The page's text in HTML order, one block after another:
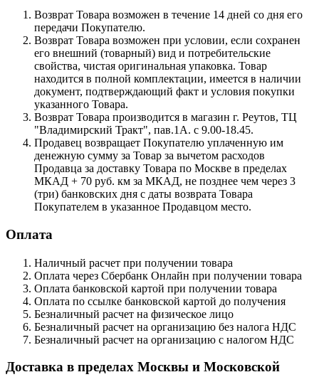
Возврат Товара возможен в течение 14 дней со дня его
передачи Покупателю.
Возврат Товара возможен при условии, если сохранен
его внешний (товарный) вид и потребительские
свойства, чистая оригинальная упаковка. Товар
находится в полной комплектации, имеется в наличии
документ, подтверждающий факт и условия покупки
указанного Товара.
Возврат Товара производится в магазин г. Реутов, ТЦ
"Владимирский Тракт", пав.1А. с 9.00-18.45.
Продавец возвращает Покупателю уплаченную им
денежную сумму за Товар за вычетом расходов
Продавца за доставку Товара по Москве в пределах
МКАД + 70 руб. км за МКАД, не позднее чем через 3
(три) банковских дня с даты возврата Товара
Покупателем в указанное Продавцом место.
Оплата
Наличный расчет при получении товара
Оплата через Сбербанк Онлайн при получении товара
Оплата банковской картой при получении товара
Оплата по ссылке банковской картой до получения
Безналичный расчет на физическое лицо
Безналичный расчет на организацию без налога НДС
Безналичный расчет на организацию с налогом НДС
Доставка в пределах Москвы и Московской